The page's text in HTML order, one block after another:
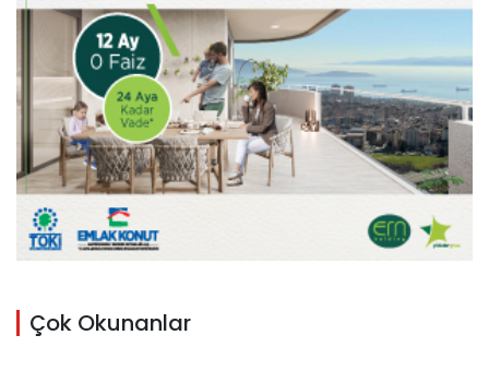
Çok Okunanlar